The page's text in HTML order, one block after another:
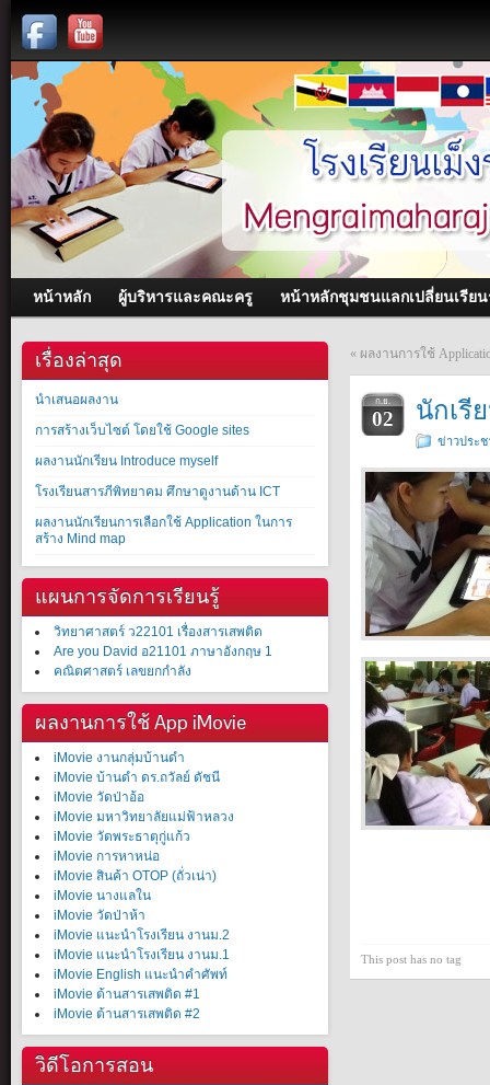
หน้าหลัก ผู้บริหารและคณะครู หน้าหลักชุมชนแลกเปลี่ยนเรียน
เรื่องล่าสุด
นำเสนอผลงาน
การสร้างเว็บไซต์ โดยใช้ Google sites
ผลงานนักเรียน Introduce myself
โรงเรียนสารภีพิทยาคม ศึกษาดูงานด้าน ICT
ผลงานนักเรียนการเลือกใช้ Application ในการ
สร้าง Mind map
แผนการจัดการเรียนรู้
วิทยาศาสตร์ ว22101 เรื่องสารเสพติด
Are you David อ21101 ภาษาอังกฤษ 1
คณิตศาสตร์ เลขยกกำลัง
ผลงานการใช้ App iMovie
iMovie งานกลุ่มบ้านดำ
iMovie บ้านดำ ดร.ถวัลย์ ดัชนี
iMovie วัดป่าอ้อ
iMovie มหาวิทยาลัยแม่ฟ้าหลวง
iMovie วัดพระธาตุกู่แก้ว
iMovie การหาหน่อ
iMovie สินค้า OTOP (ถั่วเน่า)
iMovie นางแลใน
iMovie วัดป่าห้า
iMovie แนะนำโรงเรียน งานม.2
iMovie แนะนำโรงเรียน งานม.1
iMovie English แนะนำคำศัพท์
iMovie ต้านสารเสพติด #1
iMovie ต้านสารเสพติด #2
วิดีโอการสอน
« ผลงานการใช้
ก.ย.
02 นักเรี
ข่าวประ
This post has no tag